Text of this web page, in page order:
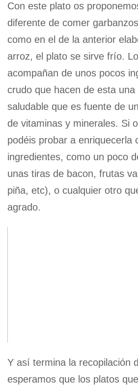
Con este plato os
diferente de comer
como en el de la anterior
arroz, el plato se sirve frío.
acompañan de unos pocos
crudo que hacen de esta
saludable que es fuente de
de vitaminas y minerales. Si
podéis probar a enriquecerla
ingredientes, como un poco
unas tiras de bacon, frutas
piña, etc), o cualquier otro
agrado.
Y así termina la recopilación
esperamos que los platos